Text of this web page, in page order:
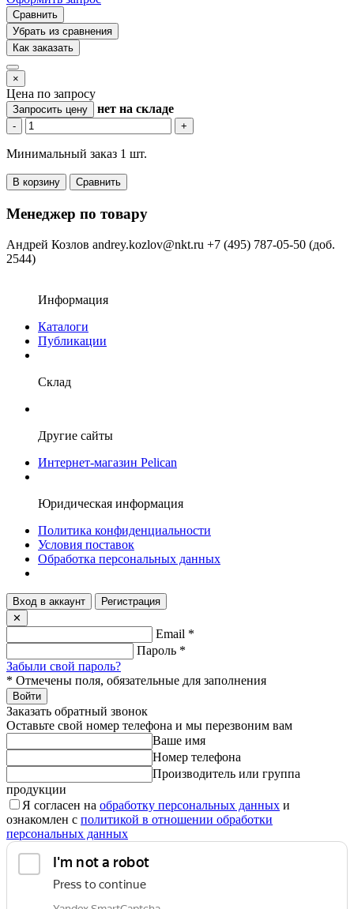
Сравнить
Убрать из сравнения
Как заказать
×
Цена по запросу
Запросить цену нет на складе
- +
Минимальный заказ 1 шт.
В корзину Сравнить
Менеджер по товару
Андрей Козлов andrey.kozlov@nkt.ru +7 (495) 787-05-50 (доб.
2544)
Информация
Каталоги
Публикации
Склад
Другие сайты
Интернет-магазин Pelican
Юридическая информация
Политика конфиденциальности
Условия поставок
Обработка персональных данных
Вход в аккаунт
Регистрация
✕
Email *
Пароль *
Забыли свой пароль?
* Отмечены поля, обязательные для заполнения
Войти
Заказать обратный звонок
Оставьте свой номер телефона и мы перезвоним вам
Ваше имя
Номер телефона
Производитель или группа
продукции
Я согласен на обработку персональных данных и
ознакомлен с политикой в отношении обработки
персональных данных